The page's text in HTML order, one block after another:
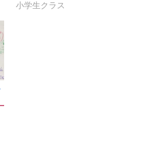
小学生クラス